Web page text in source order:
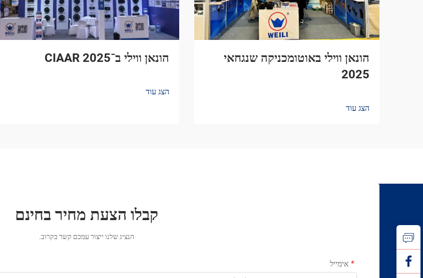
הונאן ווילי באוטומכניקה שנגחאי
2025
הצג עוד
הונאן ווילי ב־CIAAR 2025
הצג עוד
קבלו הצעת מחיר בחינם
הנציג שלנו ייצור עמכם קשר בקרוב.
אימייל